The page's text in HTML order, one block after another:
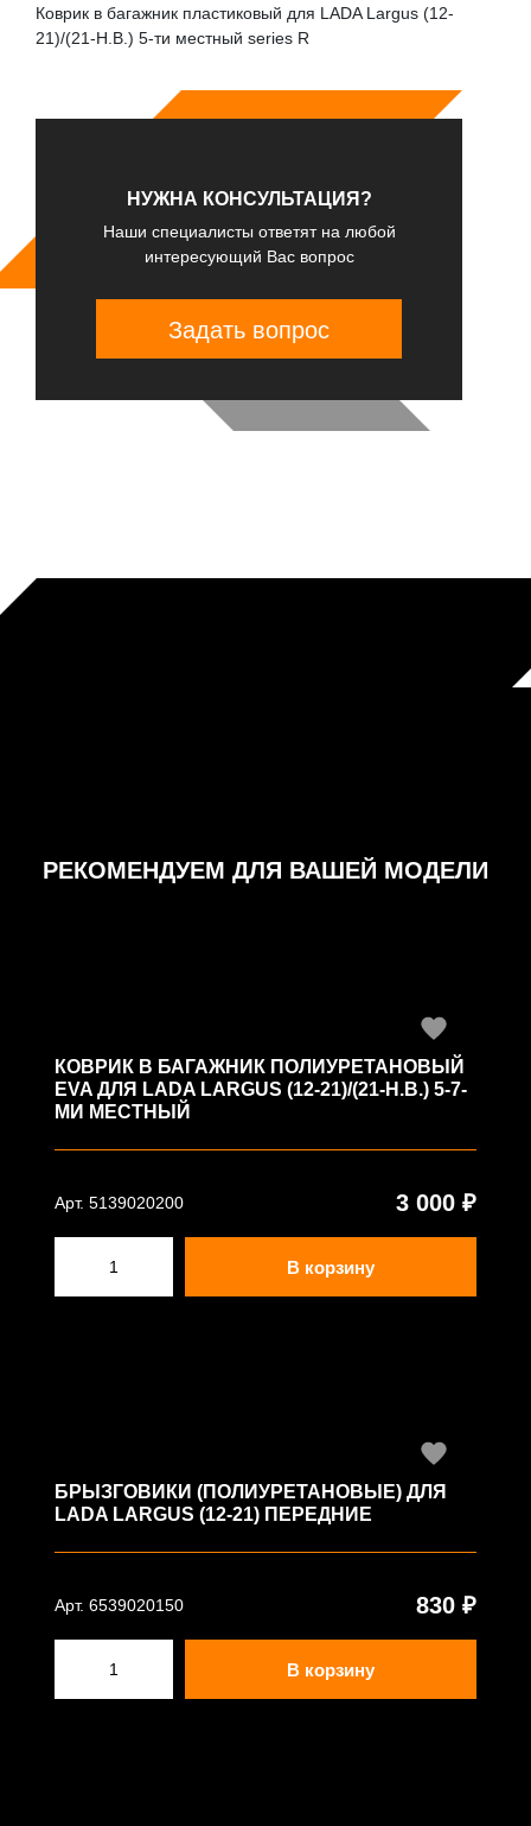
Коврик в багажник пластиковый для LADA Largus (12-
21)/(21-Н.В.) 5-ти местный series R
НУЖНА КОНСУЛЬТАЦИЯ?
Наши специалисты ответят на любой
интересующий Вас вопрос
Задать вопрос
РЕКОМЕНДУЕМ ДЛЯ ВАШЕЙ МОДЕЛИ
КОВРИК В БАГАЖНИК ПОЛИУРЕТАНОВЫЙ
EVA ДЛЯ LADA LARGUS (12-21)/(21-Н.В.) 5-7-
МИ МЕСТНЫЙ
Арт. 5139020200 3 000 ₽
В корзину
БРЫЗГОВИКИ (ПОЛИУРЕТАНОВЫЕ) ДЛЯ
LADA LARGUS (12-21) ПЕРЕДНИЕ
Арт. 6539020150 830 ₽
В корзину